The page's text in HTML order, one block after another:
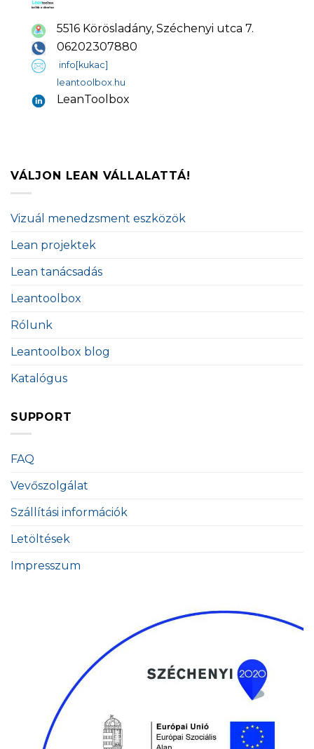
5516 Körösladány, Széchenyi utca 7.
06202307880
info[kukac]
leantoolbox.hu
LeanToolbox
VÁLJON LEAN VÁLLALATTÁ!
Vizuál menedzsment eszközök
Lean projektek
Lean tanácsadás
Leantoolbox
Rólunk
Leantoolbox blog
Katalógus
SUPPORT
FAQ
Vevőszolgálat
Szállítási információk
Letöltések
Impresszum